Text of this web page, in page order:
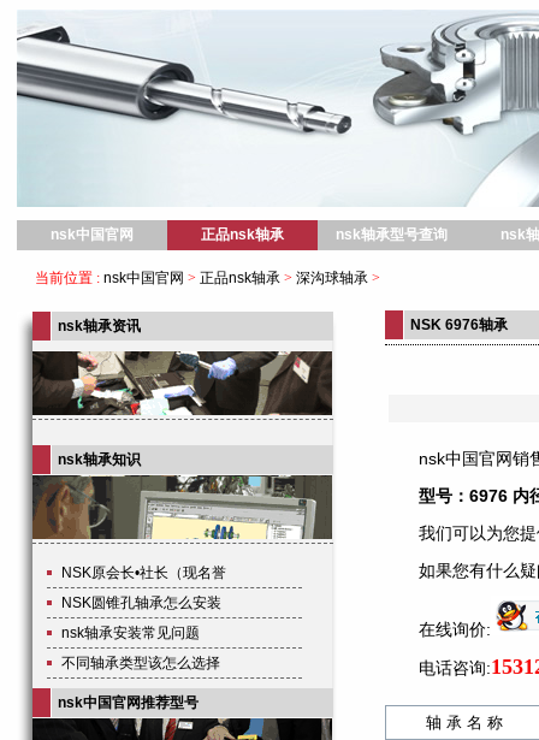
nsk中国官网 正品nsk轴承 nsk轴承型号查询 nsk
当前位置 : nsk中国官网 > 正品nsk轴承 > 深沟球轴承 >
NSK 6976轴承
nsk中国官网销
型号：6976 内
我们可以为您
如果您有什么
在线询价:
电话咨询:
轴 承 名 称
nsk轴承资讯
nsk轴承知识
NSK原会长•社长（现名誉
NSK圆锥孔轴承怎么安装
nsk轴承安装常见问题
不同轴承类型该怎么选择
nsk中国官网推荐型号